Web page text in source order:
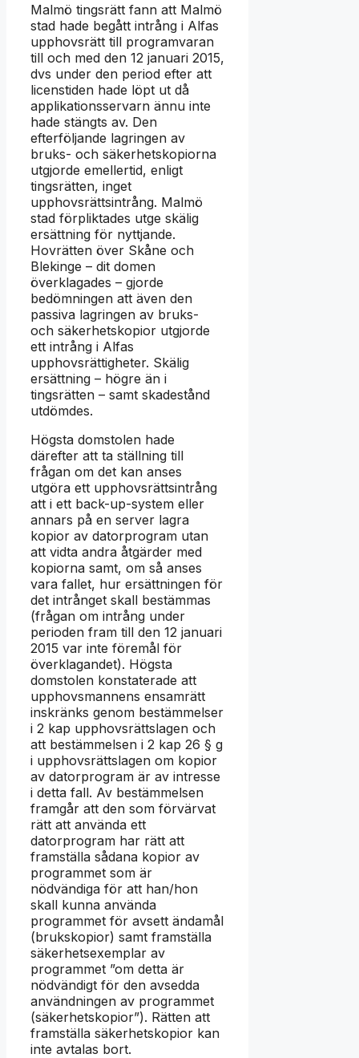
Malmö tingsrätt fann att Malmö
stad hade begått intrång i Alfas
upphovsrätt till programvaran
till och med den 12 januari 2015,
dvs under den period efter att
licenstiden hade löpt ut då
applikationsservarn ännu inte
hade stängts av. Den
efterföljande lagringen av
bruks- och säkerhetskopiorna
utgjorde emellertid, enligt
tingsrätten, inget
upphovsrättsintrång. Malmö
stad förpliktades utge skälig
ersättning för nyttjande.
Hovrätten över Skåne och
Blekinge – dit domen
överklagades – gjorde
bedömningen att även den
passiva lagringen av bruks-
och säkerhetskopior utgjorde
ett intrång i Alfas
upphovsrättigheter. Skälig
ersättning – högre än i
tingsrätten – samt skadestånd
utdömdes.
Högsta domstolen hade
därefter att ta ställning till
frågan om det kan anses
utgöra ett upphovsrättsintrång
att i ett back-up-system eller
annars på en server lagra
kopior av datorprogram utan
att vidta andra åtgärder med
kopiorna samt, om så anses
vara fallet, hur ersättningen för
det intrånget skall bestämmas
(frågan om intrång under
perioden fram till den 12 januari
2015 var inte föremål för
överklagandet). Högsta
domstolen konstaterade att
upphovsmannens ensamrätt
inskränks genom bestämmelser
i 2 kap upphovsrättslagen och
att bestämmelsen i 2 kap 26 § g
i upphovsrättslagen om kopior
av datorprogram är av intresse
i detta fall. Av bestämmelsen
framgår att den som förvärvat
rätt att använda ett
datorprogram har rätt att
framställa sådana kopior av
programmet som är
nödvändiga för att han/hon
skall kunna använda
programmet för avsett ändamål
(brukskopior) samt framställa
säkerhetsexemplar av
programmet ”om detta är
nödvändigt för den avsedda
användningen av programmet
(säkerhetskopior”). Rätten att
framställa säkerhetskopior kan
inte avtalas bort.